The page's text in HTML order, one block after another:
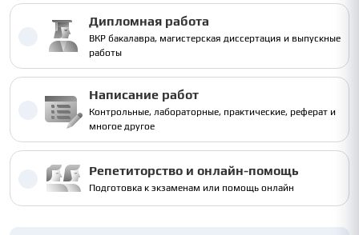
Дипломная работа
ВКР бакалавра, магистерская диссертация и выпускные
работы
Написание работ
Контрольные, лабораторные, практические, реферат и
многое другое
Репетиторство и онлайн-помощь
Подготовка к экзаменам или помощь онлайн